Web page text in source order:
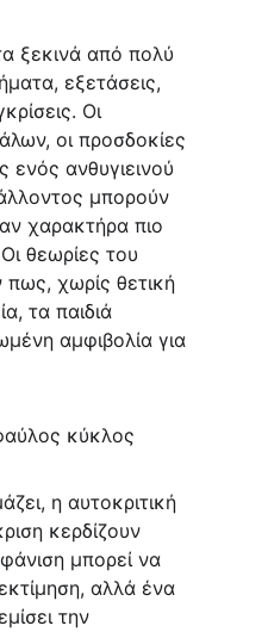
ξεκινά από πολύ
εξετάσεις,
Οι
οι προσδοκίες
ενός ανθυγιεινού
μπορούν
χαρακτήρα πιο
θεωρίες του
χωρίς θετική
τα παιδιά
αμφιβολία για
κύκλος
η αυτοκριτική
κερδίζουν
μπορεί να
αλλά ένα
την